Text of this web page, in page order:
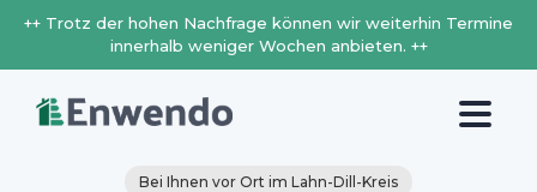
++ Trotz der hohen Nachfrage können wir weiterhin Termine
innerhalb weniger Wochen anbieten. ++
Bei Ihnen vor Ort im Lahn-Dill-Kreis